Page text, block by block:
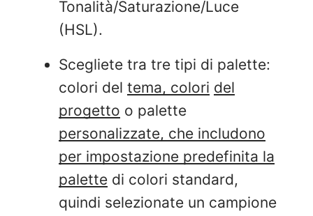
Tonalità/Saturazione/Luce
(HSL).
Scegliete tra tre tipi di palette:
colori del tema, colori del
progetto o palette
personalizzate, che includono
per impostazione predefinita la
palette di colori standard,
quindi selezionate un campione